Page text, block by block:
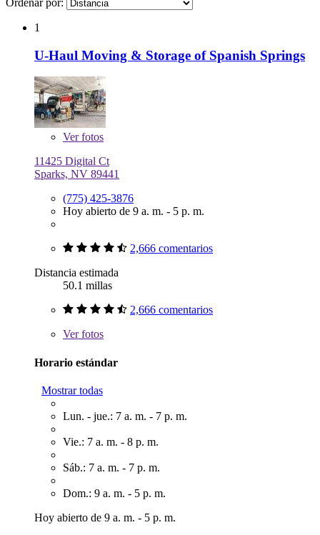
Ordenar por:
1
U-Haul Moving & Storage of Spanish Springs
Verfotos
11425 Digital Ct
Sparks, NV 89441
(775) 425-3876
Hoy abierto de 9 a. m. - 5 p. m.
2,666 comentarios
Distancia estimada
50.1 millas
2,666 comentarios
Verfotos
Horario estándar
Mostrar todas
Lun. - jue.: 7 a. m. - 7 p. m.
Vie.: 7 a. m. - 8 p. m.
Sáb.: 7 a. m. - 7 p. m.
Dom.: 9 a. m. - 5 p. m.
Hoy abierto de 9 a. m. - 5 p. m.